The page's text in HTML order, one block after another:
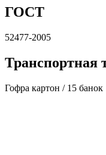
ГОСТ
52477-2005
Транспортная
Гофра картон / 15 банок